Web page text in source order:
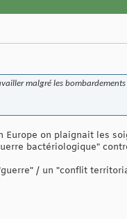
malgré les bombardements
Europe on plaignait les
bactériologique"
/ un "conflit